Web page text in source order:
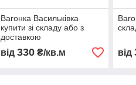
Вагонка Васильківка
купити зі складу або з
доставкою
від 330₴/кв.м від